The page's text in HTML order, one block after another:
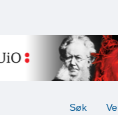
Søk